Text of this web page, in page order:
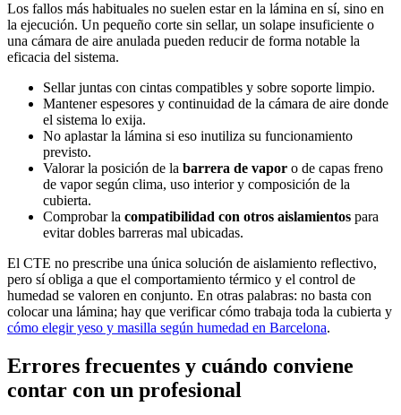
Los fallos más habituales no suelen estar en la lámina en sí, sino en
la ejecución. Un pequeño corte sin sellar, un solape insuficiente o
una cámara de aire anulada pueden reducir de forma notable la
eficacia del sistema.
Sellar juntas con cintas compatibles y sobre soporte limpio.
Mantener espesores y continuidad de la cámara de aire donde
el sistema lo exija.
No aplastar la lámina si eso inutiliza su funcionamiento
previsto.
Valorar la posición de la barrera de vapor o de capas freno
de vapor según clima, uso interior y composición de la
cubierta.
Comprobar la compatibilidad con otros aislamientos para
evitar dobles barreras mal ubicadas.
El CTE no prescribe una única solución de aislamiento reflectivo,
pero sí obliga a que el comportamiento térmico y el control de
humedad se valoren en conjunto. En otras palabras: no basta con
colocar una lámina; hay que verificar cómo trabaja toda la cubierta y
cómo elegir yeso y masilla según humedad en Barcelona.
Errores frecuentes y cuándo conviene
contar con un profesional